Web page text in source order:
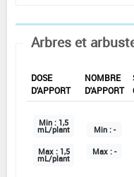
Arbres et
DOSE
D'APPORT
NOMBRE
D'APPORT
Min : 1,5
mL/plant
Max : 1,5
mL/plant
Min : -
Max : -